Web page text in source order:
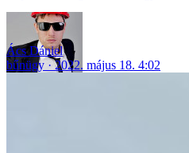
Ács Dániel
bűnügy
2022. május 18. 4:02